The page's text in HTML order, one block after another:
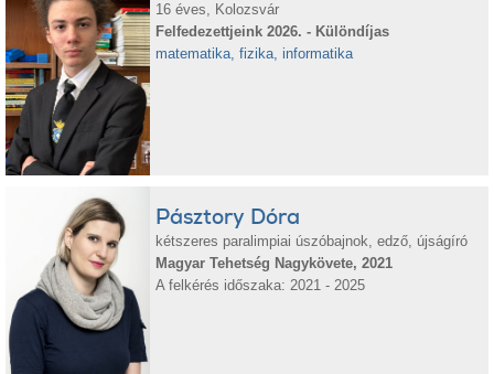
16 éves, Kolozsvár
Felfedezettjeink 2026. - Különdíjas
matematika, fizika, informatika
Pásztory Dóra
kétszeres paralimpiai úszóbajnok, edző, újságíró
Magyar Tehetség Nagykövete, 2021
A felkérés időszaka: 2021 - 2025